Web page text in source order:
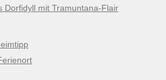
Dorfidyll mit Tramuntana-Flair